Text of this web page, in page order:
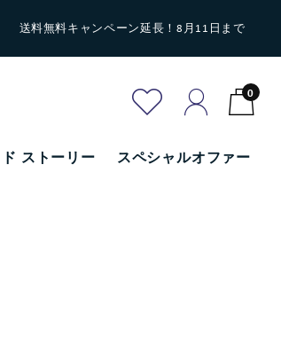
送料無料キャンペーン延長！8月11日まで
0
ストーリー スペシャルオファー